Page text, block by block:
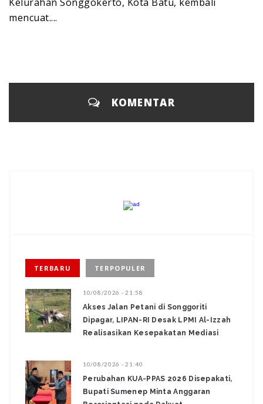
mencuat....
KOMENTAR
TERBARU TERPOPULER
10/08/2026 - 21:58
Akses Jalan Petani di Songgoriti
Dipagar, LIPAN-RI Desak LPMI Al-Izzah
Realisasikan Kesepakatan Mediasi
10/08/2026 - 21:40
Perubahan KUA-PPAS 2026 Disepakati,
Bupati Sumenep Minta Anggaran